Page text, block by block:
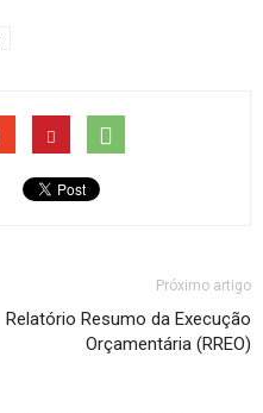
Próximo artigo
Relatório Resumo da Execução
Orçamentária (RREO)